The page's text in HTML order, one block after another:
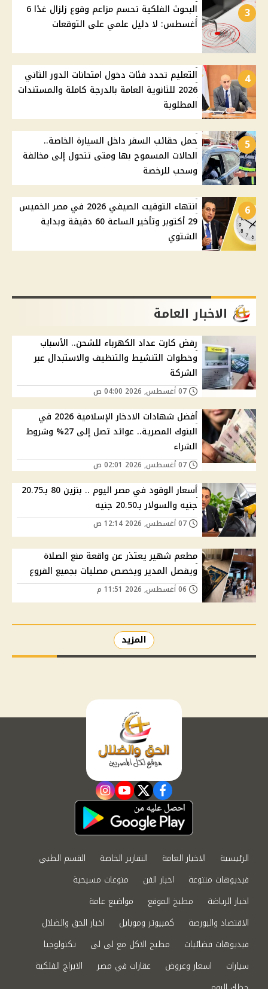
3
البحوث الفلكية تحسم مزاعم وقوع زلزال غدًا 6
أغسطس: لا دليل علمي على التوقعات
4
التعليم تحدد فئات دخول امتحانات الدور الثاني
2026 للثانوية العامة بالدرجة كاملة والمستندات
المطلوبة
5
حمل حقائب السفر داخل السيارة الخاصة..
الحالات المسموح بها ومتى تتحول إلى مخالفة
وسحب للرخصة
6
انتهاء التوقيت الصيفي 2026 في مصر الخميس
29 أكتوبر وتأخير الساعة 60 دقيقة وبداية
الشتوي
الاخبار العامة
رفض كارت عداد الكهرباء للشحن.. الأسباب
وخطوات التنشيط والتنظيف والاستبدال عبر
الشركة
أفضل شهادات الادخار الإسلامية 2026 في
البنوك المصرية.. عوائد تصل إلى 27% وشروط
الشراء
أسعار الوقود في مصر اليوم .. بنزين 80 بـ20.75
جنيه والسولار بـ20.50 جنيه
مطعم شهير يعتذر عن واقعة منع الصلاة
ويفصل المدير ويخصص مصليات بجميع الفروع
المزيد
facebook
twitter
youtube
instagram
الرئيسية الاخبار العامة التقارير الخاصة
القسم الطبي
فيديوهات متنوعة
اخبار الفن
منوعات مسيحية
اخبار الرياضة
مطبخ الموقع
مواضيع عامة
الاقتصاد والبورصة
كمبيوتر وموبايل
اخبار الحق والضلال
فيديوهات فضائيات
مطبخ الاكل مع لى لى
تكنولوجيا
سيارات
اسعار وعروض عقارات في مصر
الابراج الفلكية